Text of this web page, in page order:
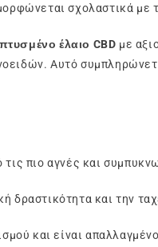
σχολαστικά με
έλαιο CBD με
Αυτό
τις πιο αγνές και
δραστικότητα και την
και είναι